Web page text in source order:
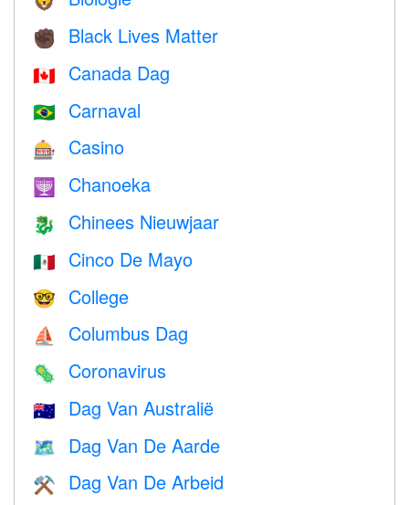
✊🏿 Black Lives Matter
🇨🇦 Canada Dag
🇧🇷 Carnaval
🎰 Casino
🕎 Chanoeka
🐉 Chinees Nieuwjaar
🇲🇽 Cinco De Mayo
🤓 College
⛵️ Columbus Dag
🦠 Coronavirus
🇦🇺 Dag Van Australië
🗺️ Dag Van De Aarde
⚒️ Dag Van De Arbeid